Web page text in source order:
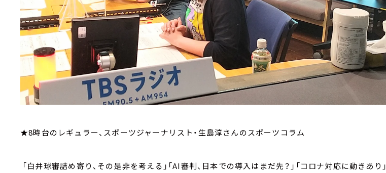
★8時台のレギュラー、スポーツジャーナリスト・生島淳さんのスポーツコラム
「白井球審詰め寄り、その是非を考える」「AI審判、日本での導入はまだ先？」「コロナ対応に動きあり」